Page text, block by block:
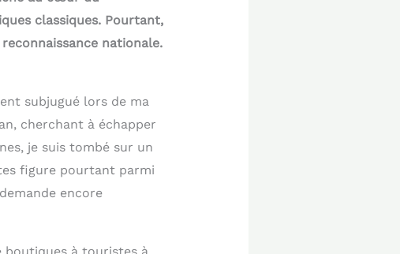
classiques. Pourtant,
nationale.
subjugué lors de ma
cherchant à échapper
je suis tombé sur un
figure pourtant parmi
encore